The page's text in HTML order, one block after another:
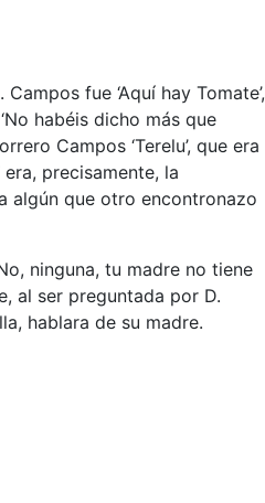
fue ‘Aquí hay Tomate’,
habéis dicho más que
Campos ‘Terelu’, que era
precisamente, la
algún que otro encontronazo
ninguna, tu madre no tiene
al ser preguntada por D.
hablara de su madre.